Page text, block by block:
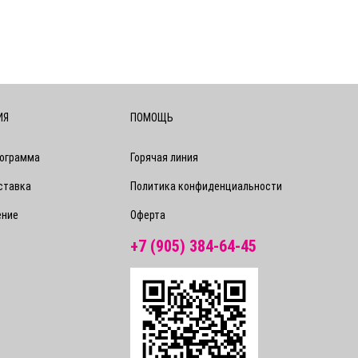
ПОМОЩЬ
Горячая линия
Политика конфиденциальности
Оферта
+7 (905) 384-64-45